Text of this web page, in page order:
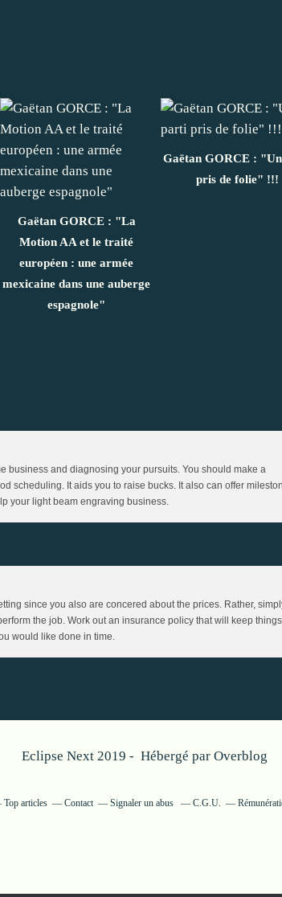
Gaëtan GORCE : "La
Motion AA et le traité
européen : une armée
mexicaine dans une auberge
espagnole"
Gaëtan GORCE :
pris de folie" !!!
and diagnosing your pursuits. You should make a
scheduling. It aids you to raise bucks. It also can offer
your light beam engraving business.
since you also are concered about the prices. Rather,
the job. Work out an insurance policy that will keep things
would like done in time.
Eclipse Next 2019 - Hébergé par Overblog
Top articles Contact Signaler un abus C.G.U.